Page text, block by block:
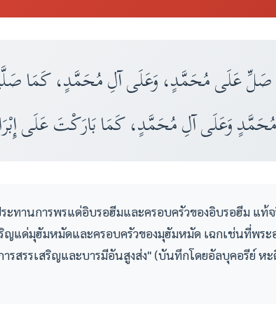
صَلِّ عَلَى مُحَمَّدٍ، وَعَلَى آلِ مُحَمَّدٍ، كَمَا
وَعَلَى آلِ مُحَمَّدٍ، كَمَا بَارَكْتَ عَلَى
ทานการพรแด่อิบรอฮีมและครอบครัวของอิบรอฮีม แท้จ
ญแด่มุฮัมหมัดและครอบครัวของมุฮัมหมัด เฉกเช่นที่พระ
รสรรเสริญและบารมีอันสูงส่ง" (บันทึกโดยอัลบุคอรีย์ ห